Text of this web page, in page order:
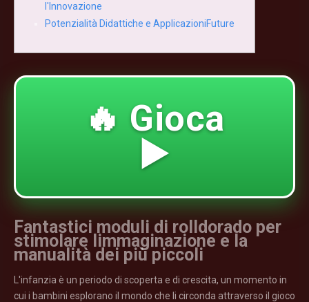
l'Innovazione
Potenzialità Didattiche e ApplicazioniFuture
🔥 Gioca
▶️
Fantastici moduli di rolldorado per
stimolare limmaginazione e la
manualità dei più piccoli
L'infanzia è un periodo di scoperta e di crescita, un momento in
cui i bambini esplorano il mondo che li circonda attraverso il gioco